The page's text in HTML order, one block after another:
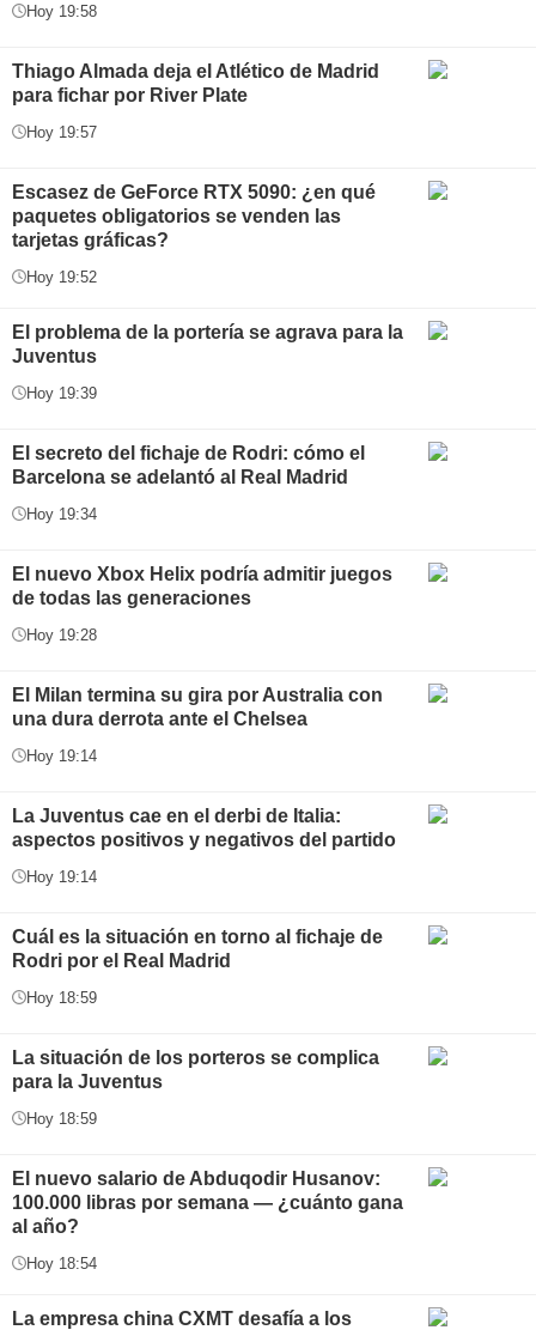
Hoy 19:58
Thiago Almada deja el Atlético de Madrid
para fichar por River Plate
Hoy 19:57
Escasez de GeForce RTX 5090: ¿en qué
paquetes obligatorios se venden las
tarjetas gráficas?
Hoy 19:52
El problema de la portería se agrava para la
Juventus
Hoy 19:39
El secreto del fichaje de Rodri: cómo el
Barcelona se adelantó al Real Madrid
Hoy 19:34
El nuevo Xbox Helix podría admitir juegos
de todas las generaciones
Hoy 19:28
El Milan termina su gira por Australia con
una dura derrota ante el Chelsea
Hoy 19:14
La Juventus cae en el derbi de Italia:
aspectos positivos y negativos del partido
Hoy 19:14
Cuál es la situación en torno al fichaje de
Rodri por el Real Madrid
Hoy 18:59
La situación de los porteros se complica
para la Juventus
Hoy 18:59
El nuevo salario de Abduqodir Husanov:
100.000 libras por semana — ¿cuánto gana
al año?
Hoy 18:54
La empresa china CXMT desafía a los